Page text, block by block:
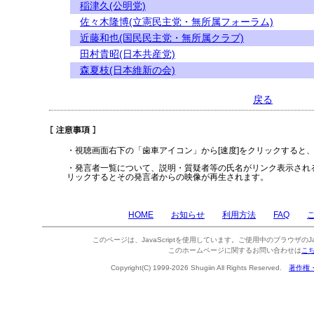
稲津久(公明党)
佐々木隆博(立憲民主党・無所属フォーラム)
近藤和也(国民民主党・無所属クラブ)
田村貴昭(日本共産党)
森夏枝(日本維新の会)
戻る
・視聴画面右下の「歯車アイコン」から[速度]をクリックすると
・発言者一覧について、説明・質疑者等の氏名がリンク表示さ
リックするとその発言者からの映像が再生されます。
HOME お知らせ 利用方法 FAQ
このページは、JavaScriptを使用しています。ご使用中のブラウザの
このホームページに関するお問い合わせは こ
Copyright(C) 1999-2026 Shugiin All Rights Reserved. 著作権